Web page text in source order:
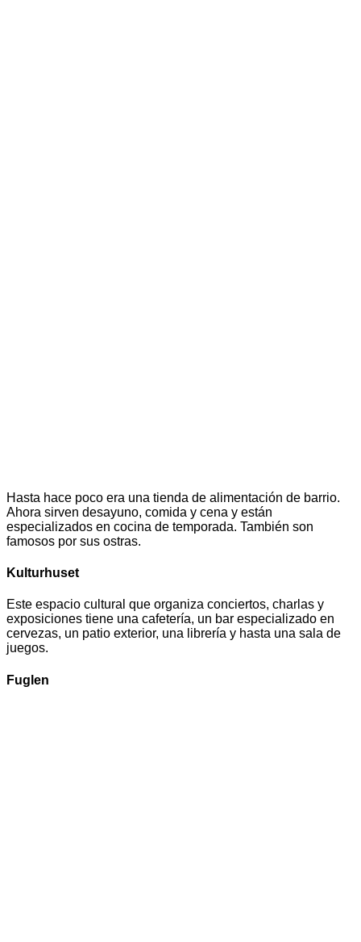
Hasta hace poco era una tienda de alimentación de barrio.
Ahora sirven desayuno, comida y cena y están
especializados en cocina de temporada. También son
famosos por sus ostras.
Kulturhuset
Este espacio cultural que organiza conciertos, charlas y
exposiciones tiene una cafetería, un bar especializado en
cervezas, un patio exterior, una librería y hasta una sala de
juegos.
Fuglen